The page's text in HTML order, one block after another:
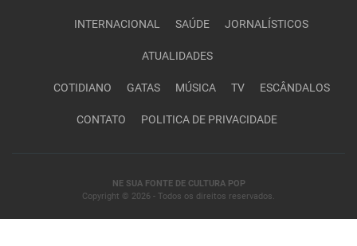
INTERNACIONAL SAÚDE JORNALÍSTICOS
ATUALIDADES
COTIDIANO GATAS MÚSICA TV ESCÂNDALOS
CONTATO POLITICA DE PRIVACIDADE
NE SUA FONTE DE CULTURA POP
Copyright © 2026 - Todos os direitos reservados.